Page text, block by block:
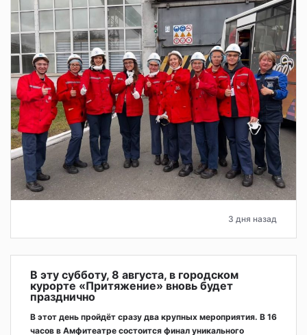
3 дня назад
В эту субботу, 8 августа, в городском
курорте «Притяжение» вновь будет
празднично
В этот день пройдёт сразу два крупных мероприятия. В 16
часов в Амфитеатре состоится финал уникального